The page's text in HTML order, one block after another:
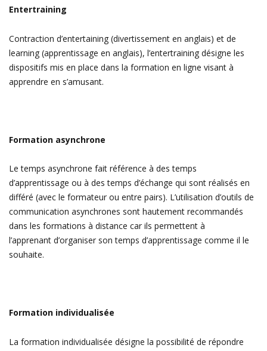
Entertraining
Contraction d’entertaining (divertissement en anglais) et de
learning (apprentissage en anglais), l’entertraining désigne les
dispositifs mis en place dans la formation en ligne visant à
apprendre en s’amusant.
Formation asynchrone
Le temps asynchrone fait référence à des temps
d’apprentissage ou à des temps d’échange qui sont réalisés en
différé (avec le formateur ou entre pairs). L’utilisation d’outils de
communication asynchrones sont hautement recommandés
dans les formations à distance car ils permettent à
l’apprenant d’organiser son temps d’apprentissage comme il le
souhaite.
Formation individualisée
La formation individualisée désigne la possibilité de répondre